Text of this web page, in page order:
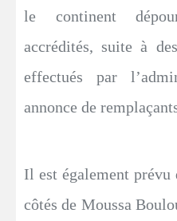
le continent
accrédités, suite à
effectués par
annonce de
Il est également
côtés de Moussa